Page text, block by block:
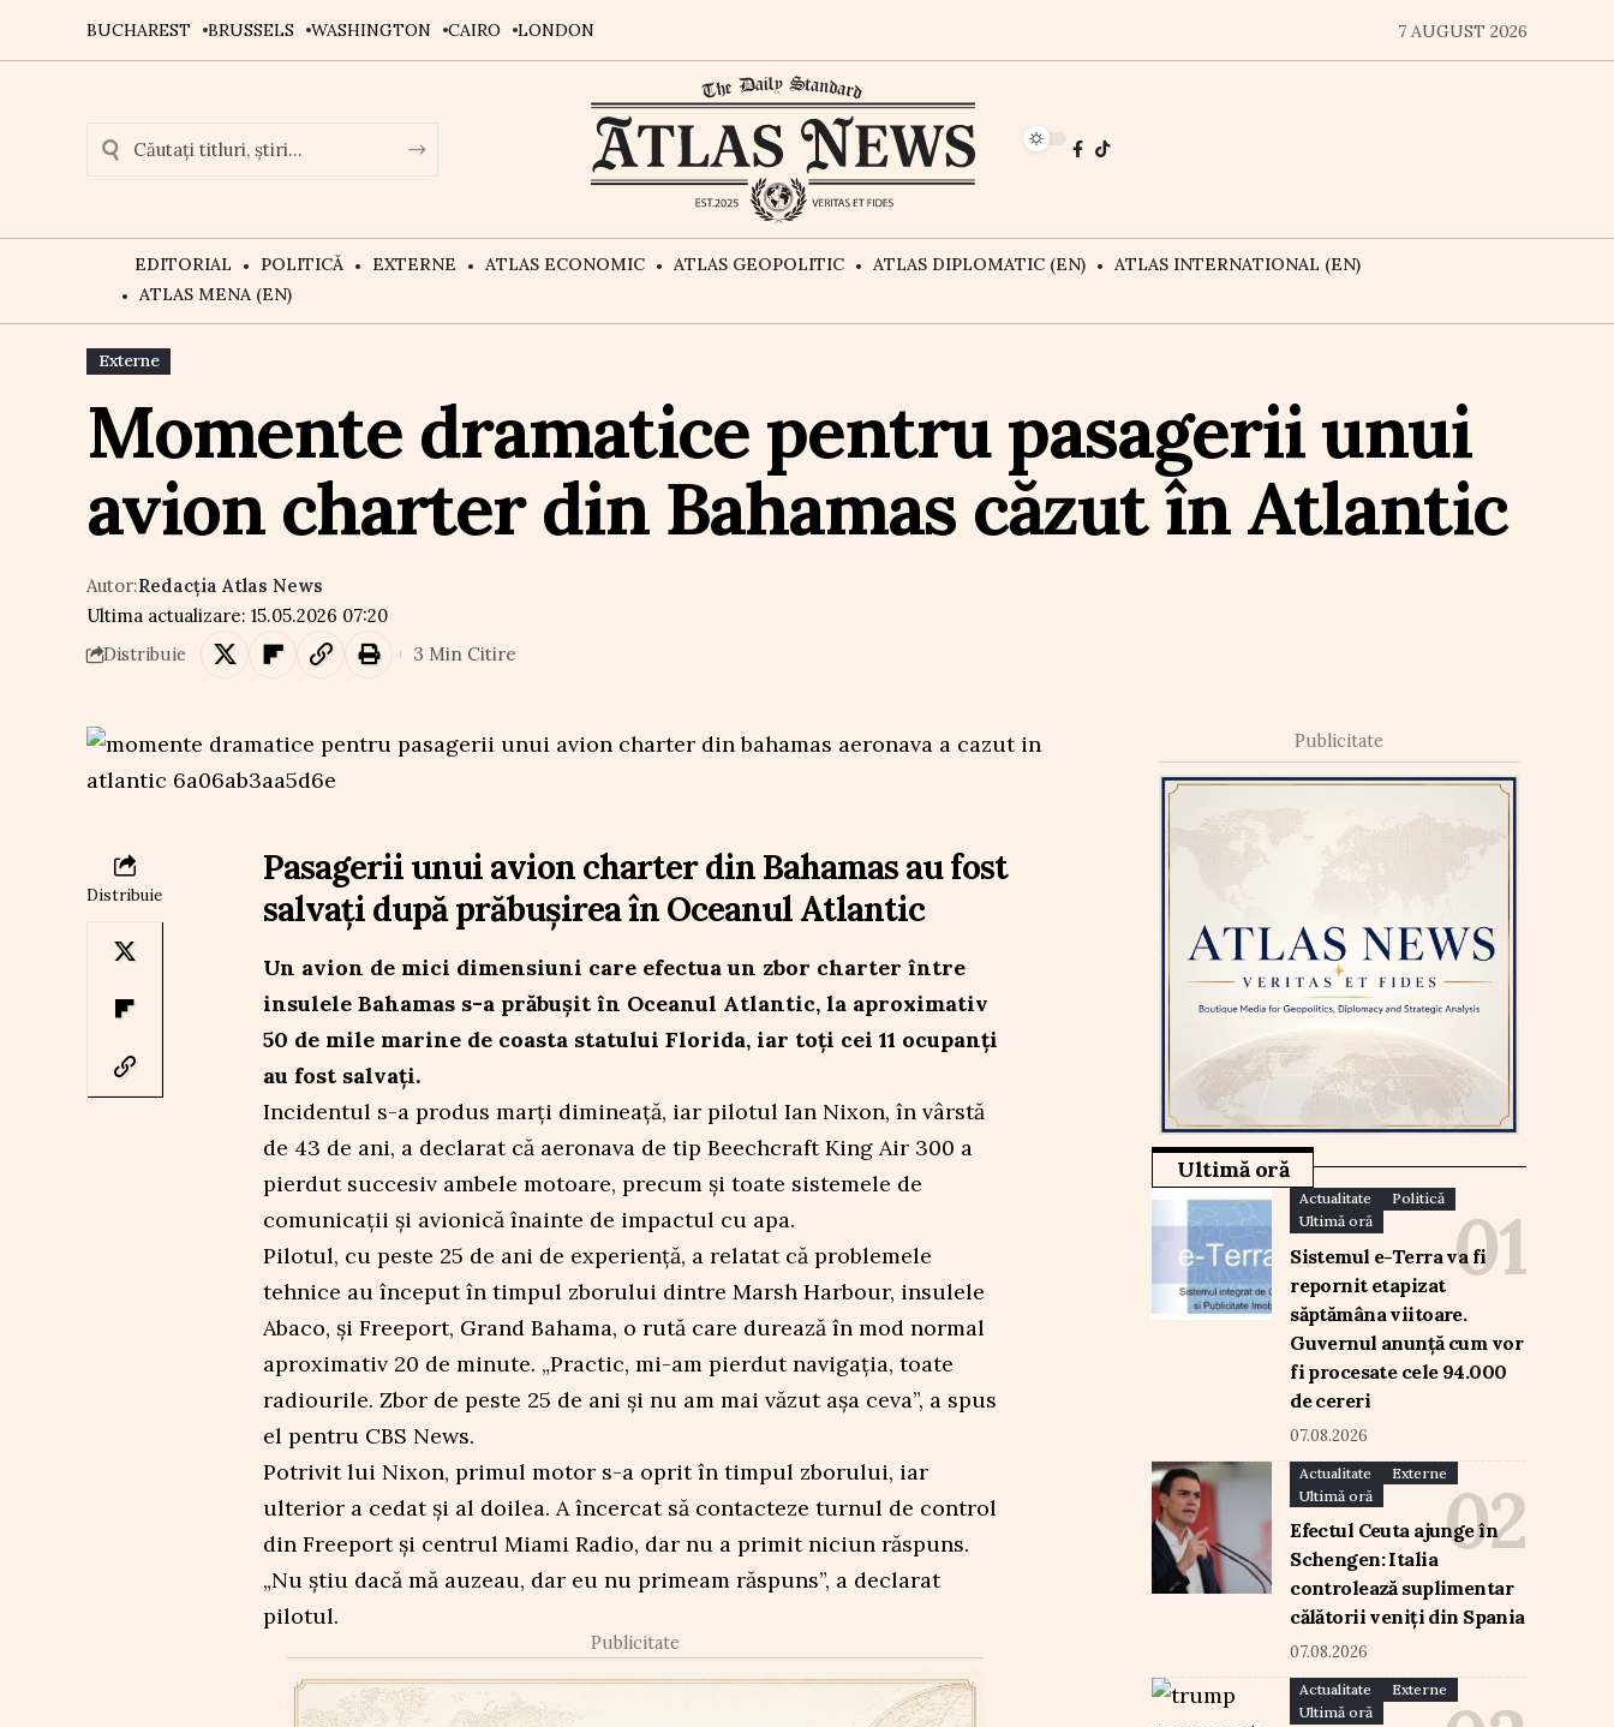
BUCHAREST BRUSSELS WASHINGTON CAIRO LONDON 7 AUGUST 2026
EDITORIAL POLITICĂ EXTERNE ATLAS ECONOMIC ATLAS GEOPOLITIC ATLAS DIPLOMATIC (EN)
ATLAS INTERNATIONAL (EN)
ATLAS MENA (EN)
Externe
Momente dramatice pentru pasagerii unui
avion charter din Bahamas căzut în Atlantic
Ultima actualizare: 15.05.2026 07:20
Autor:Redacția Atlas News
Distribuie 3 Min Citire
Distribuie
Pasagerii unui avion charter din Bahamas au fost
salvați după prăbușirea în Oceanul Atlantic
Un avion de mici dimensiuni care efectua un zbor charter între
insulele Bahamas s-a prăbușit în Oceanul Atlantic, la aproximativ
50 de mile marine de coasta statului Florida, iar toți cei 11 ocupanți
au fost salvați.
Incidentul s-a produs marți dimineață, iar pilotul Ian Nixon, în vârstă
de 43 de ani, a declarat că aeronava de tip Beechcraft King Air 300 a
pierdut succesiv ambele motoare, precum și toate sistemele de
comunicații și avionică înainte de impactul cu apa.
Pilotul, cu peste 25 de ani de experiență, a relatat că problemele
tehnice au început în timpul zborului dintre Marsh Harbour, insulele
Abaco, și Freeport, Grand Bahama, o rută care durează în mod normal
aproximativ 20 de minute. „Practic, mi-am pierdut navigația, toate
radiourile. Zbor de peste 25 de ani și nu am mai văzut așa ceva”, a spus
el pentru CBS News.
Potrivit lui Nixon, primul motor s-a oprit în timpul zborului, iar
ulterior a cedat și al doilea. A încercat să contacteze turnul de control
din Freeport și centrul Miami Radio, dar nu a primit niciun răspuns.
„Nu știu dacă mă auzeau, dar eu nu primeam răspuns”, a declarat
pilotul.
Publicitate
Publicitate
Ultimă oră
Actualitate
Politică
Ultimă oră
Sistemul e-Terra va fi
repornit etapizat
săptămâna viitoare.
Guvernul anunță cum vor
fi procesate cele 94.000
de cereri
07.08.2026
Actualitate
Externe
Ultimă oră
Efectul Ceuta ajunge în
Schengen: Italia
controlează suplimentar
călătorii veniți din Spania
07.08.2026
Actualitate
Externe
Ultimă oră